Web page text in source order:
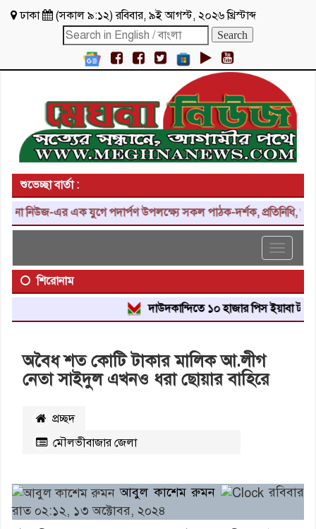
ঢাকা (সকাল ৯:১২)রবিবার, ৯ই আগস্ট, ২০২৬ খ্রিস্টাব্দ
শুভেচ্ছা বার্তা :
নিউজ-এর এক যুগে পদার্পণ উপলক্ষ্যে সকল পাঠক-দর্শক, প্রতিনিধি,
Toggle
শিরোনাম
দাউদকান্দিতে ১০ হাজার পিস ইয়াবা ট্যাবলেট
অবৈধ শত কোটি টাকার মালিক আ.লীগ
নেতা সাইদুল এখনও ধরা ছোয়ার বাহিরে
প্রচ্ছদ
মৌলভীবাজার জেলা
আবুল কাশেম রুমন
রবিবার
রাত ০২:১২, ১৩ অক্টোবর, ২০২৪